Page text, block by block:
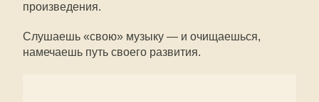
произведения.
Слушаешь «свою» музыку — и очищаешься,
намечаешь путь своего развития.